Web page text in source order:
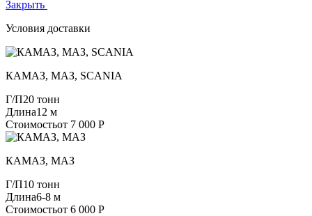
Закрыть
Условия доставки
КАМАЗ, МАЗ, SCANIA
Г/П20 тонн
Длина12 м
Стоимостьот 7 000 Р
КАМАЗ, МАЗ
Г/П10 тонн
Длина6-8 м
Стоимостьот 6 000 Р